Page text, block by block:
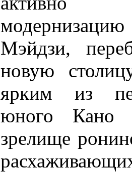
Мэйдзи,
новую
ярким из
юного Кано
зрелище